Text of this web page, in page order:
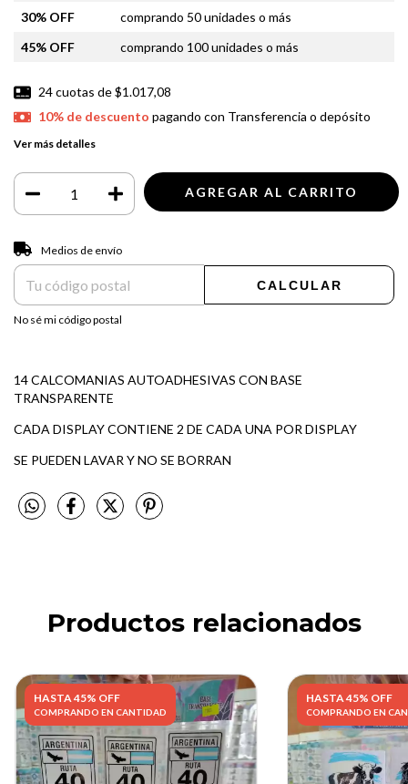
30% OFF
comprando 50 unidades o más
45% OFF
comprando 100 unidades o más
24cuotas de$1.017,08
10% de descuento pagando con Transferencia o depósito
Ver más detalles
Entregas para el CP:
Medios de envío
CALCULAR
No sé mi código postal
14 CALCOMANIAS AUTOADHESIVAS CON BASE
TRANSPARENTE
CADA DISPLAY CONTIENE 2 DE CADA UNA POR DISPLAY
SE PUEDEN LAVAR Y NO SE BORRAN
Productos relacionados
HASTA 45% OFF
COMPRANDO EN CANTIDAD
HASTA 45% OFF
COMPRANDO EN